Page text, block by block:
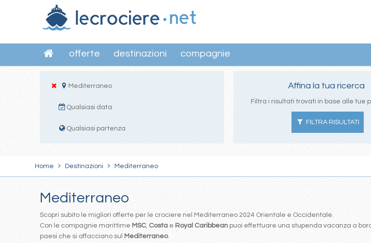
offerte destinazioni compagnie
Mediterraneo
Qualsiasi data
Qualsiasi partenza
Affina la tua ricerca
Filtra i risultati trovati in base alle tue
FILTRA RISULTATI
Home Destinazioni Mediterraneo
Mediterraneo
Scopri subito le migliori offerte per le crociere nel Mediterraneo 2024 Orientale e Occidentale.
Con le compagnie marittime MSC, Costa e Royal Caribbean puoi effettuare una stupenda vacanza a
paesi che si affacciano sul
Mediterraneo.